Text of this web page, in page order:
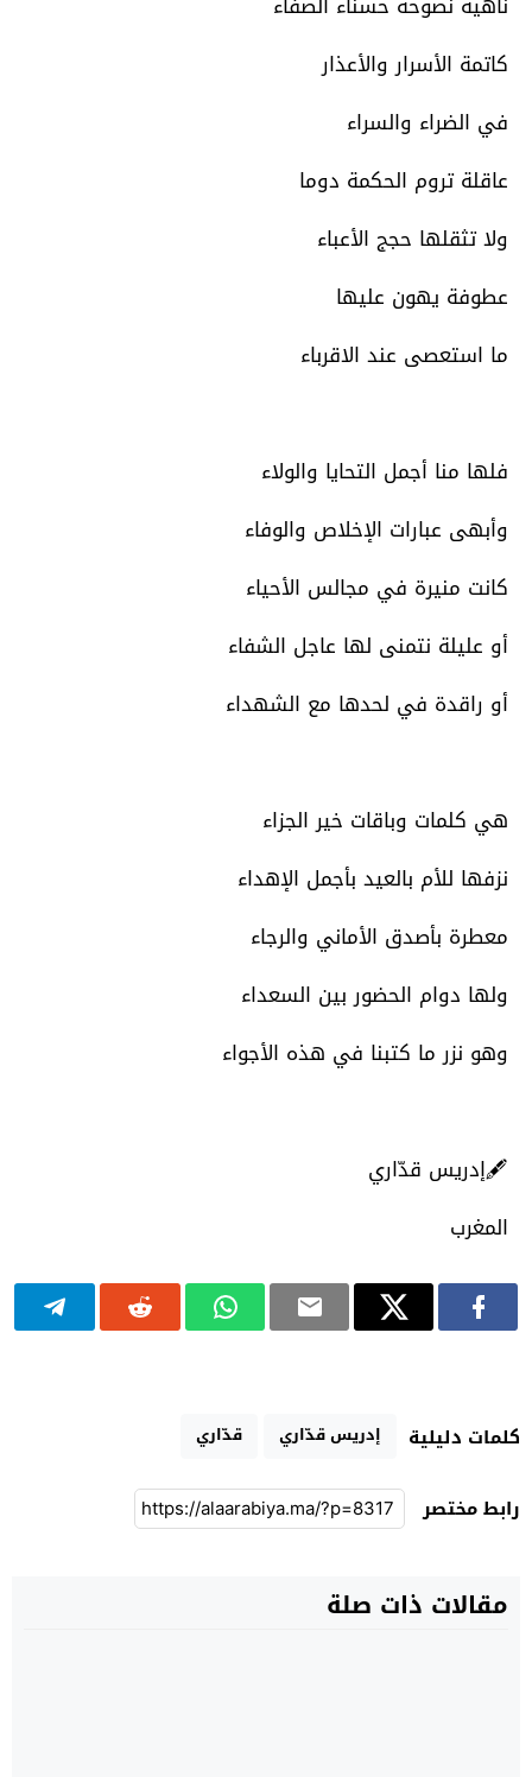
كاتمة الأسرار والأعذار
في الضراء والسراء
عاقلة تروم الحكمة دوما
ولا تثقلها حجج الأعباء
عطوفة يهون عليها
ما استعصى عند الاقرباء
فلها منا أجمل التحايا والولاء
وأبهى عبارات الإخلاص والوفاء
كانت منيرة في مجالس الأحياء
أو عليلة نتمنى لها عاجل الشفاء
أو راقدة في لحدها مع الشهداء
هي كلمات وباقات خير الجزاء
نزفها للأم بالعيد بأجمل الإهداء
معطرة بأصدق الأماني والرجاء
ولها دوام الحضور بين السعداء
وهو نزر ما كتبنا في هذه الأجواء
🖋️إدريس قدّاري
المغرب
كلمات دليلية إدريس قدّاري قدّاري
رابط مختصر
مقالات ذات صلة